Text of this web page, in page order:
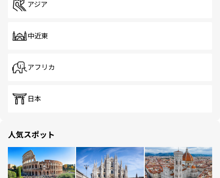
アジア
中近東
アフリカ
日本
人気スポット